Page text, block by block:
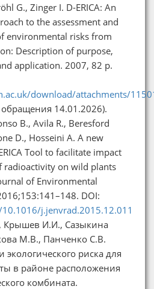
G., Zinger I. D-ERICA: An
to the assessment and
environmental risks from
Description of purpose,
application. 2007, 82 p.
download/attachments/
14.01.2026).
B., Avila R., Beresford
D., Hosseini A. A new
Tool to facilitate impact
radioactivity on wild plants
of Environmental
DOI:
j.jenvrad.2015.12.011
Крышев И.И., Сазыкина
М.В., Панченко С.В.
риска для
в районе расположения
комбината.